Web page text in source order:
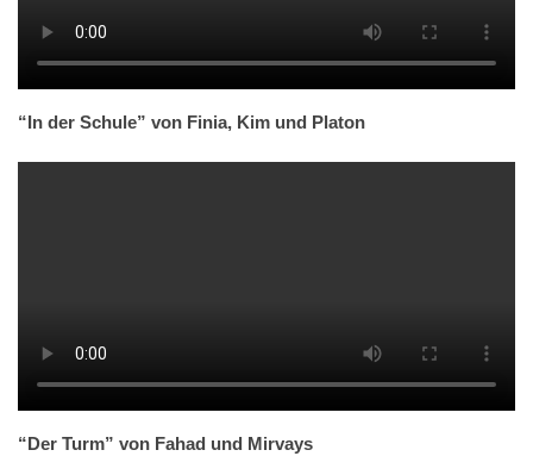
“In der Schule” von Finia, Kim und Platon
“Der Turm” von Fahad und Mirvays